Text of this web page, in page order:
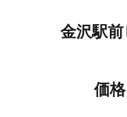
金沢駅前
価